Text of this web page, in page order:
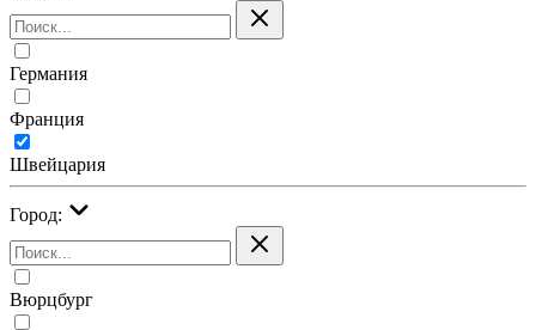
Германия
Франция
Швейцария
Город:
Вюрцбург